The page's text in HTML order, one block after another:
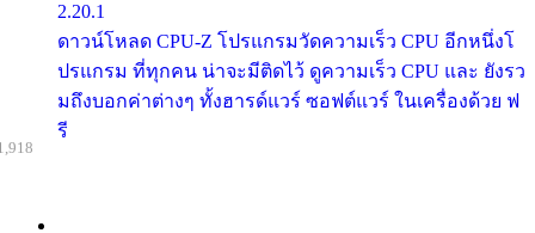
2.20.1
ดาวน์โหลด CPU-Z โปรแกรมวัดความเร็ว CPU อีกหนึ่งโ
ปรแกรม ที่ทุกคน น่าจะมีติดไว้ ดูความเร็ว CPU และ ยังรว
มถึงบอกค่าต่างๆ ทั้งฮารด์แวร์ ซอฟต์แวร์ ในเครื่องด้วย ฟ
รี